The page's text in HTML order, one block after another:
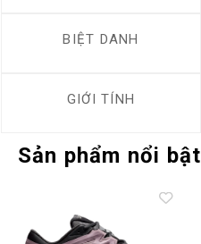
BIỆT DANH
GIỚI TÍNH
Sản phẩm nổi bật